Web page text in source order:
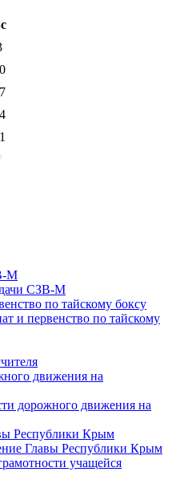
СЗВ-М
и первенство по тайскому
дорожного движения на
Главы Республики Крым